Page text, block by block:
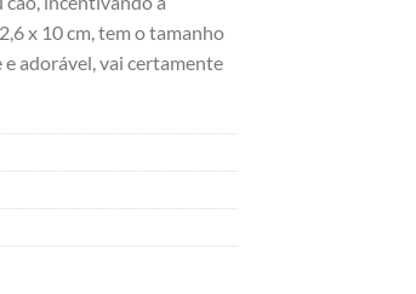
x 10 cm, tem o tamanho
adorável, vai certamente